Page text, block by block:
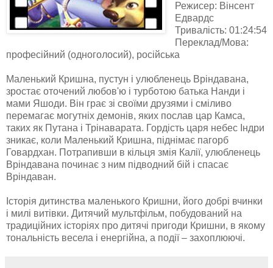
Режисер: Вінсент
Едвардс
Тривалість: 01:24:54
Переклад/Мова:
професійний (одноголосий), російська
Маленький Кришна, пустун і улюбленець Вріндавана,
зростає оточений любов'ю і турботою батька Нанди і
мами Яшоди. Він грає зі своїми друзями і сміливо
перемагає могутніх демонів, яких послав цар Камса,
таких як Путана і Трінаварата. Гордість царя небес Індри
зникає, коли Маленький Кришна, піднімає пагорб
Говардхан. Потрапивши в кільця змія Калії, улюбленець
Вріндавана починає з ним підводний бій і спасає
Вріндаван.
Історія дитинства маленького Кришни, його добрі вчинки
і милі витівки. Дитячий мультфільм, побудований на
традиційних історіях про дитячі пригоди Кришни, в якому
тональність весела і енергійна, а події – захоплюючі.